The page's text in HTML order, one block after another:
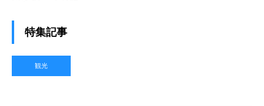
特集記事
観光